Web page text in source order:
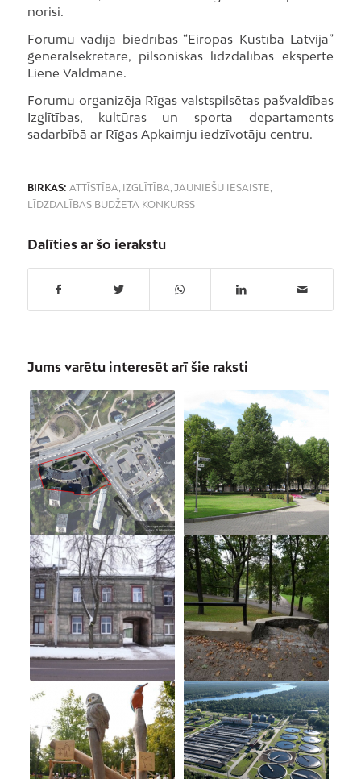
norisi.
Forumu vadīja biedrības “Eiropas Kustība Latvijā”
ģenerālsekretāre, pilsoniskās līdzdalības eksperte
Liene Valdmane.
Forumu organizēja Rīgas valstspilsētas pašvaldības
Izglītības, kultūras un sporta departaments
sadarbībā ar Rīgas Apkaimju iedzīvotāju centru.
BIRKAS: ATTĪSTĪBA, IZGLĪTĪBA, JAUNIEŠU IESAISTE,
LĪDZDALĪBAS BUDŽETA KONKURSS
Dalīties ar šo ierakstu
Jums varētu interesēt arī šie raksti